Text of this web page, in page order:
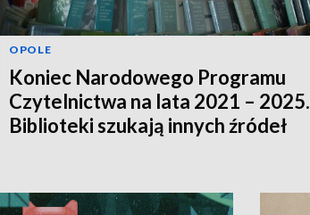
OPOLE
Koniec Narodowego Programu
Czytelnictwa na lata 2021 – 2025.
Biblioteki szukają innych źródeł